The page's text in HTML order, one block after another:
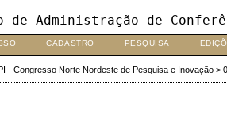
Administração de
CADASTRO PESQUISA
- Congresso Norte Nordeste de Pesquisa e Inovação>